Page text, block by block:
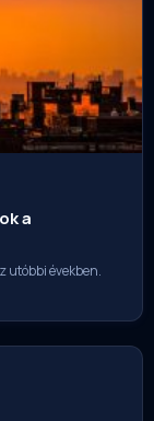
a
utóbbi években.